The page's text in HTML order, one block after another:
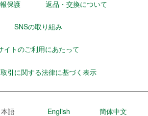
保護 返品・交換について
SNSの取り組み
イトのご利用にあたって
引に関する法律に基づく表示
語 English 簡体中文